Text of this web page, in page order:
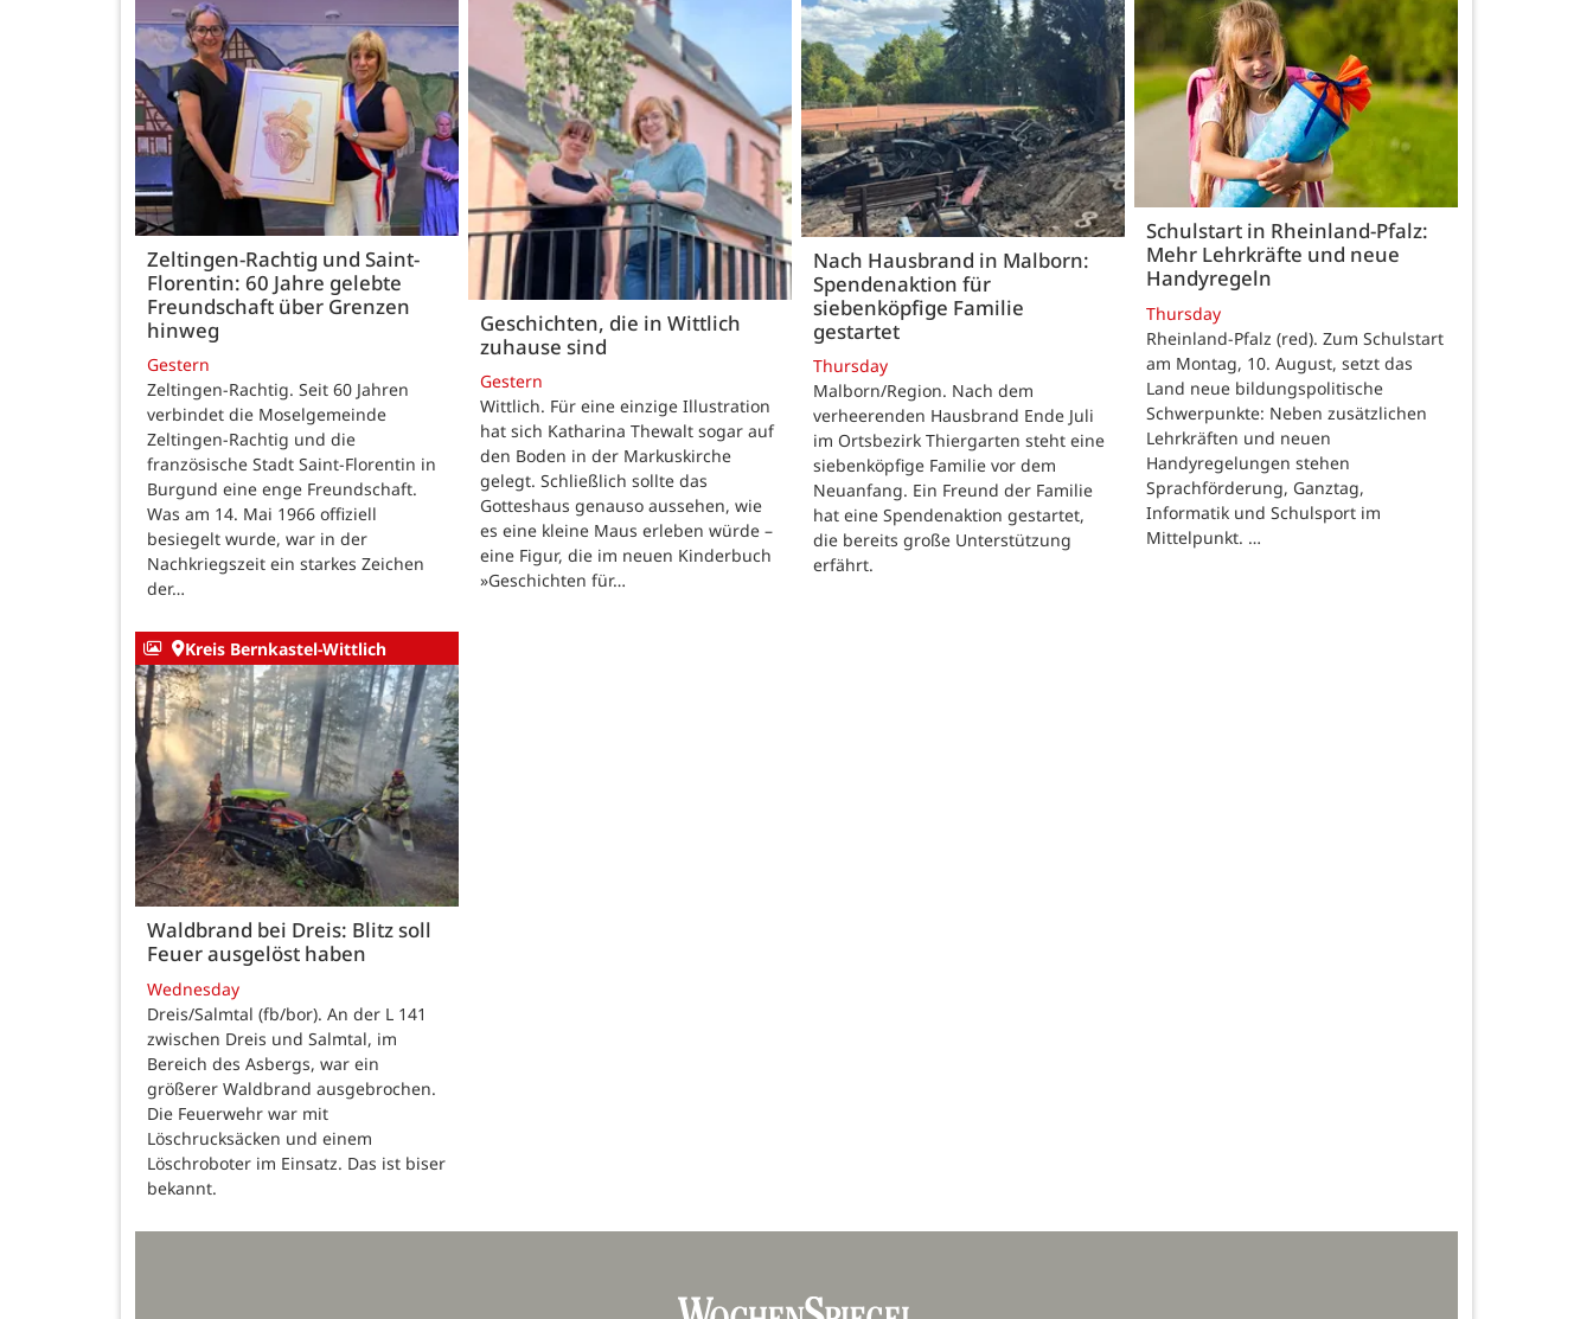
Zeltingen-Rachtig und Saint-
Florentin: 60 Jahre gelebte
Freundschaft über Grenzen
hinweg
Gestern
Zeltingen-Rachtig. Seit 60 Jahren
verbindet die Moselgemeinde
Zeltingen-Rachtig und die
französische Stadt Saint-Florentin in
Burgund eine enge Freundschaft.
Was am 14. Mai 1966 offiziell
besiegelt wurde, war in der
Nachkriegszeit ein starkes Zeichen
der…
Geschichten, die in Wittlich
zuhause sind
Gestern
Wittlich. Für eine einzige Illustration
hat sich Katharina Thewalt sogar auf
den Boden in der Markuskirche
gelegt. Schließlich sollte das
Gotteshaus genauso aussehen, wie
es eine kleine Maus erleben würde –
eine Figur, die im neuen Kinderbuch
»Geschichten für…
Nach Hausbrand in Malborn:
Spendenaktion für
siebenköpfige Familie
gestartet
Thursday
Malborn/Region. Nach dem
verheerenden Hausbrand Ende Juli
im Ortsbezirk Thiergarten steht eine
siebenköpfige Familie vor dem
Neuanfang. Ein Freund der Familie
hat eine Spendenaktion gestartet,
die bereits große Unterstützung
erfährt.
Schulstart in Rheinland-Pfalz:
Mehr Lehrkräfte und neue
Handyregeln
Thursday
Rheinland-Pfalz (red). Zum Schulstart
am Montag, 10. August, setzt das
Land neue bildungspolitische
Schwerpunkte: Neben zusätzlichen
Lehrkräften und neuen
Handyregelungen stehen
Sprachförderung, Ganztag,
Informatik und Schulsport im
Mittelpunkt. …
Kreis Bernkastel-Wittlich
Waldbrand bei Dreis: Blitz soll
Feuer ausgelöst haben
Wednesday
Dreis/Salmtal (fb/bor). An der L 141
zwischen Dreis und Salmtal, im
Bereich des Asbergs, war ein
größerer Waldbrand ausgebrochen.
Die Feuerwehr war mit
Löschrucksäcken und einem
Löschroboter im Einsatz. Das ist biser
bekannt.